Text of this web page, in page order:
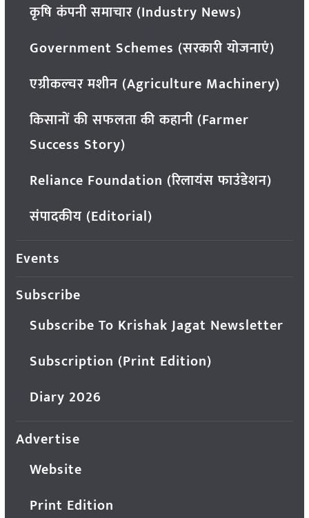
कृषि कंपनी समाचार (Industry News)
Government Schemes (सरकारी योजनाएं)
एग्रीकल्चर मशीन (Agriculture Machinery)
किसानों की सफलता की कहानी (Farmer
Success Story)
Reliance Foundation (रिलायंस फाउंडेशन)
संपादकीय (Editorial)
Events
Subscribe
Subscribe To Krishak Jagat Newsletter
Subscription (Print Edition)
Diary 2026
Advertise
Website
Print Edition